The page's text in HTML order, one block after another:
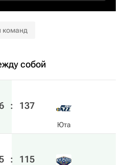
команд
собой
: 137
Юта
: 115